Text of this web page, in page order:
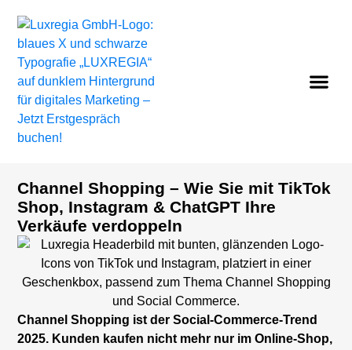
Channel Shopping – Wie Sie mit TikTok
Shop, Instagram & ChatGPT Ihre
Verkäufe verdoppeln
Channel Shopping ist der Social-Commerce-Trend
2025. Kunden kaufen nicht mehr nur im Online-Shop,